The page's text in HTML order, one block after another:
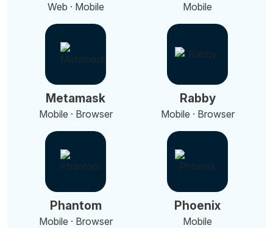
Web · Mobile Mobile
Metamask
Mobile · Browser
Rabby
Mobile · Browser
Phantom
Mobile · Browser
Phoenix
Mobile